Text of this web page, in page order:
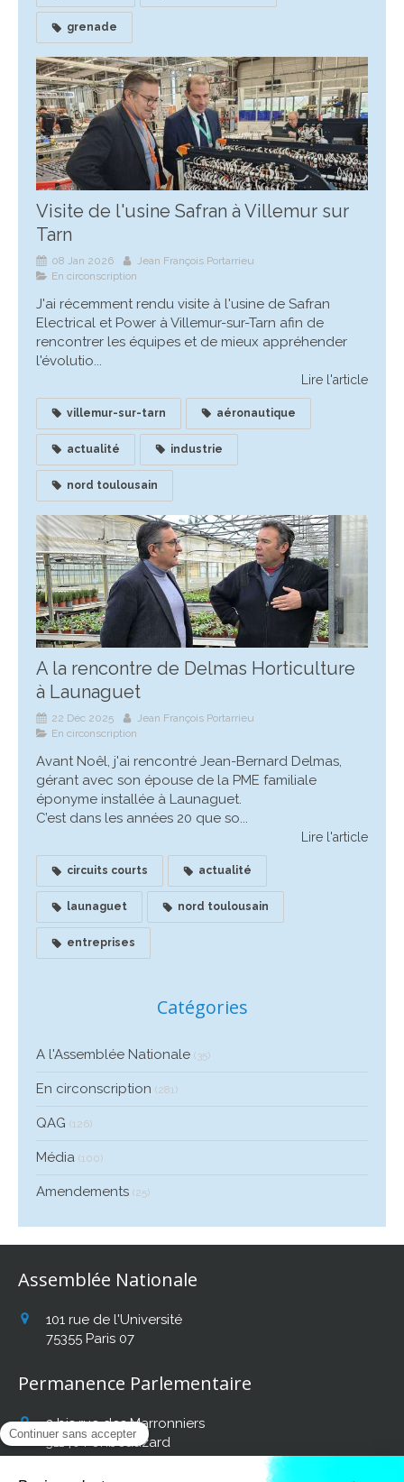
grenade
Visite de l'usine Safran à Villemur sur
Tarn
08 Jan 2026
Jean François Portarrieu
En circonscription
J'ai récemment rendu visite à l'usine de Safran
Electrical et Power à Villemur-sur-Tarn afin de
rencontrer les équipes et de mieux appréhender
l'évolutio...
Lire l'article
villemur-sur-tarn aéronautique
actualité industrie
nord toulousain
A la rencontre de Delmas Horticulture
à Launaguet
22 Déc 2025
Jean François Portarrieu
En circonscription
Avant Noêl, j'ai rencontré Jean-Bernard Delmas,
gérant avec son épouse de la PME familiale
éponyme installée à Launaguet.
C’est dans les années 20 que so...
Lire l'article
circuits courts actualité
launaguet nord toulousain
entreprises
Catégories
A l'Assemblée Nationale (35)
En circonscription (281)
QAG (126)
Média (100)
Amendements (25)
Assemblée Nationale
101 rue de l'Université
75355 Paris 07
Permanence Parlementaire
2 bis rue des Marronniers
31140 Fonbeauzard